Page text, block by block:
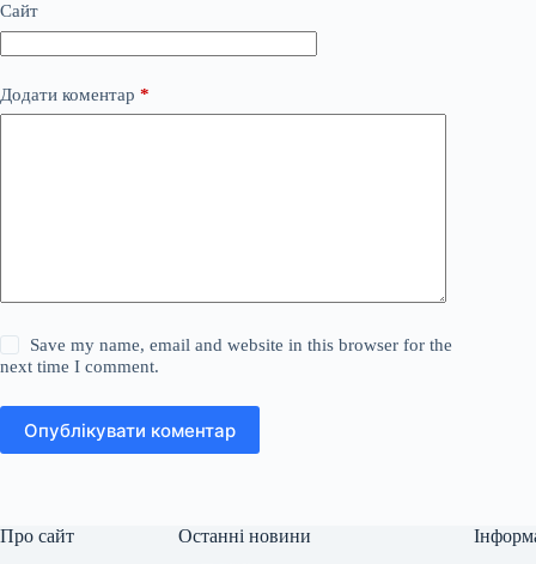
Сайт
Додати коментар *
Save my name, email and website in this browser for the
next time I comment.
Опублікувати коментар
Про сайт
Останні новини